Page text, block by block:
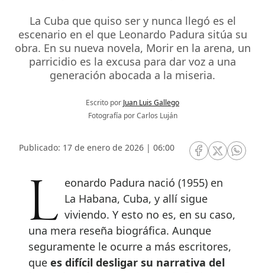
La Cuba que quiso ser y nunca llegó es el
escenario en el que Leonardo Padura sitúa su
obra. En su nueva novela, Morir en la arena, un
parricidio es la excusa para dar voz a una
generación abocada a la miseria.
Escrito por Juan Luis Gallego
Fotografía por Carlos Luján
Publicado: 17 de enero de 2026 | 06:00
RRSS Facebook
RRSSRRSS
Leonardo Padura nació (1955) en La Habana, Cuba, y allí sigue
viviendo. Y esto no es, en su caso,
una mera reseña biográfica. Aunque
seguramente le ocurre a más escritores,
que es difícil desligar su narrativa del